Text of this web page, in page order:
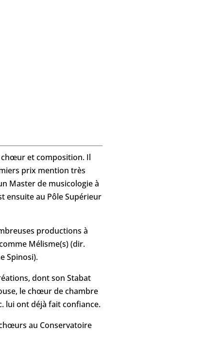
et composition. Il
prix mention très
Master de musicologie à
ensuite au Pôle Supérieur
productions à
Mélisme(s) (dir.
Spinosi).
dont son Stabat
le chœur de chambre
lui ont déjà fait confiance.
au Conservatoire